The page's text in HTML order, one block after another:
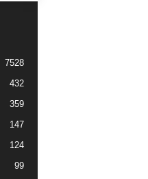
7528
432
359
147
124
99